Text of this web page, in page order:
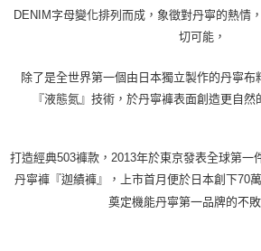
DENIM字母變化排列而成，象徵對丹寧的熱情
切可能，
除了是全世界第一個由日本獨立製作的丹寧布
『液態氮』技術，於丹寧褲表面創造更自然
打造經典503褲款， 2013年於東京發表全球第一
丹寧褲『迦績褲』，上市首月便於日本創下70
奠定機能丹寧第一品牌的不敗